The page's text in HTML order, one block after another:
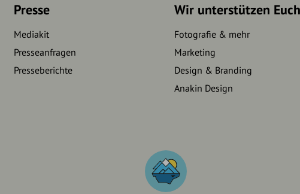
Presse
Mediakit
Presseanfragen
Presseberichte
Wir unterstützen Euch
Fotografie & mehr
Marketing
Design & Branding
Anakin Design